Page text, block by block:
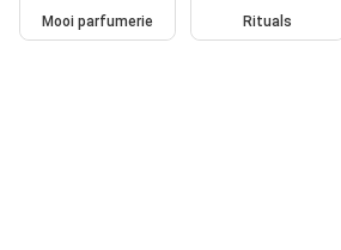
Mooi parfumerie Rituals